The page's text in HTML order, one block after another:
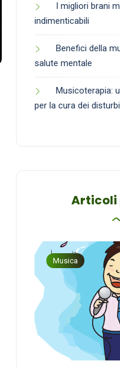
I migliori brani
indimenticabili
Benefici della
salute mentale
Musicoterapia:
per la cura dei
Articoli
Musica